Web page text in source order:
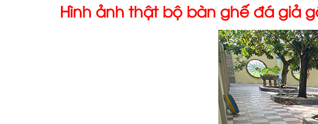
Hình ảnh thật bộ bàn ghế đá giả